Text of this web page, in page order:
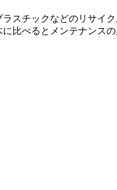
スチックなどのリサイ
べるとメンテナンス